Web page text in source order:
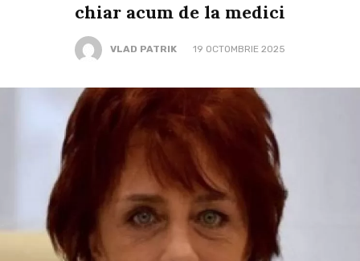
chiar acum de la medici
VLAD PATRIK 19 OCTOMBRIE 2025